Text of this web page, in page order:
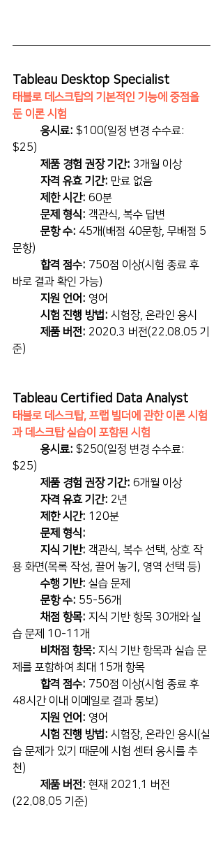
Tableau Desktop Specialist
태블로 데스크탑의 기본적인 기능에 중점을
둔 이론 시험
응시료: $100(일정 변경 수수료:
$25)
제품 경험 권장 기간: 3개월 이상
자격 유효 기간: 만료 없음
제한 시간: 60분
문제 형식: 객관식, 복수 답변
문항 수: 45개(배점 40문항, 무배점 5
문항)
합격 점수: 750점 이상(시험 종료 후
바로 결과 확인 가능)
지원 언어: 영어
시험 진행 방법: 시험장, 온라인 응시
제품 버전: 2020.3 버전(22.08.05 기
준)
Tableau Certified Data Analyst
태블로 데스크탑, 프랩 빌더에 관한 이론 시험
과 데스크탑 실습이 포함된 시험
응시료: $250(일정 변경 수수료:
$25)
제품 경험 권장 기간: 6개월 이상
자격 유효 기간: 2년
제한 시간: 120분
문제 형식:
지식 기반: 객관식, 복수 선택, 상호 작
용 화면(목록 작성, 끌어 놓기, 영역 선택 등)
수행 기반: 실습 문제
문항 수: 55-56개
채점 항목: 지식 기반 항목 30개와 실
습 문제 10-11개
비채점 항목: 지식 기반 항목과 실습 문
제를 포함하여 최대 15개 항목
합격 점수: 750점 이상(시험 종료 후
48시간 이내 이메일로 결과 통보)
지원 언어: 영어
시험 진행 방법: 시험장, 온라인 응시(실
습 문제가 있기 때문에 시험 센터 응시를 추
천)
제품 버전: 현재 2021.1 버전
(22.08.05 기준)